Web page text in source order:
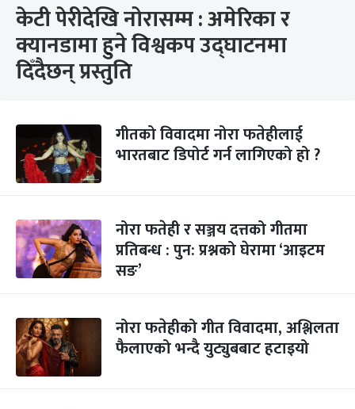
केटी पेरीदेखि नोरासम्म : अमेरिका र
क्यानडामा हुने विश्वकप उद्घाटनमा
दिँदैछन् प्रस्तुति
गीतको विवादमा नोरा फतेहीलाई
भारतबाट डिपोर्ट गर्न लागिएको हो ?
नोरा फतेही र सञ्जय दत्तको गीतमा
प्रतिबन्ध : पुन: प्रश्नको घेरामा ‘आइटम
सङ’
नोरा फतेहीको गीत विवादमा, अश्लिलता
फैलाएको भन्दै युट्युबबाट हटाइयो